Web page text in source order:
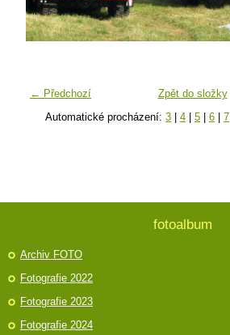
← Předchozí
Zpět do složky
Automatické procházení: 3 | 4 | 5 | 6 | 7
fotoalbum
Archiv FOTO
Fotografie 2022
Fotografie 2023
Fotografie 2024